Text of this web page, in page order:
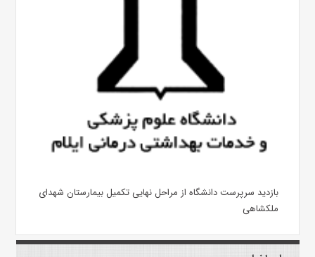
بازدید سرپرست دانشگاه از مراحل نهایی تکمیل بیمارستان شهدای
ملکشاهی